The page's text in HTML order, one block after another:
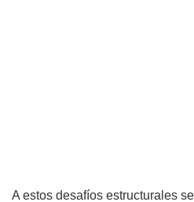
A estos desafíos estructurales